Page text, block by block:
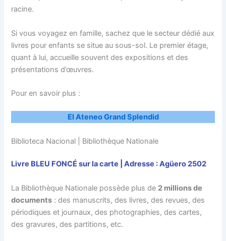
racine.
Si vous voyagez en famille, sachez que le secteur dédié aux
livres pour enfants se situe au sous-sol. Le premier étage,
quant à lui, accueille souvent des expositions et des
présentations d’œuvres.
Pour en savoir plus :
El Ateneo Grand Splendid
Biblioteca Nacional | Bibliothèque Nationale
Livre BLEU FONCÉ sur la carte | Adresse : Agüero 2502
La Bibliothèque Nationale possède plus de 2 millions de
documents : des manuscrits, des livres, des revues, des
périodiques et journaux, des photographies, des cartes,
des gravures, des partitions, etc.